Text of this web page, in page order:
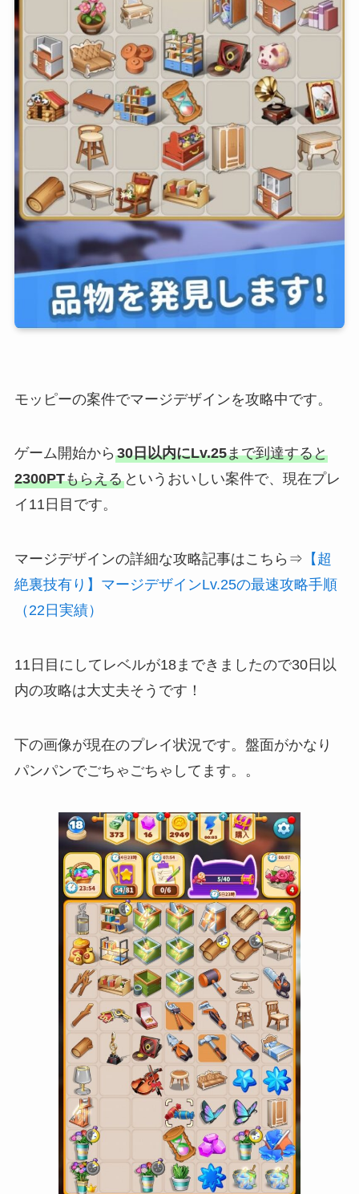
モッピーの案件でマージデザインを攻略中です。
ゲーム開始から 30日以内にLv.25まで到達すると
2300PTもらえるというおいしい案件で、現在プレ
イ11日目です。
マージデザインの詳細な攻略記事はこちら⇒ 【超
絶裏技有り】マージデザインLv.25の最速攻略手順
（22日実績）
11日目にしてレベルが18まできましたので30日以
内の攻略は大丈夫そうです！
下の画像が現在のプレイ状況です。盤面がかなり
パンパンでごちゃごちゃしてます。。